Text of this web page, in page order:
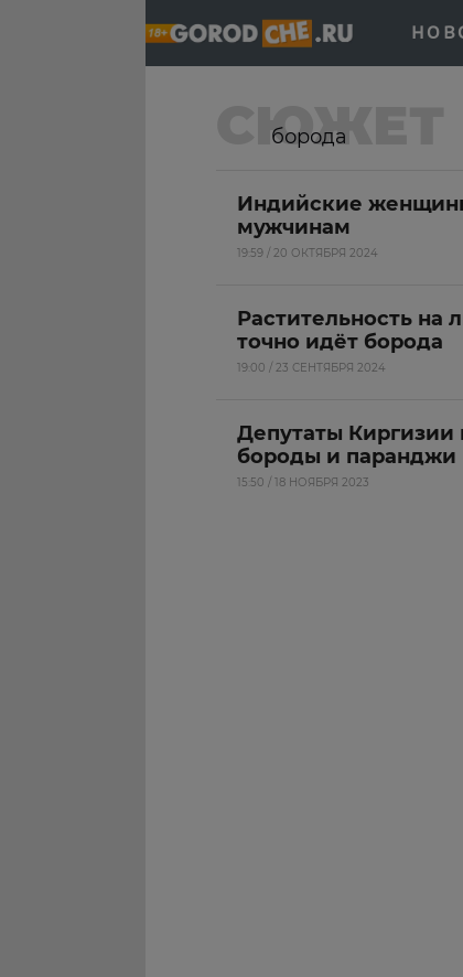
СЮЖЕТ
борода
Индийские
мужчинам
19:59 / 20 ОКТЯБРЯ 2024
Растительность
точно идёт борода
19:00 / 23 СЕНТЯБРЯ 2024
Депутаты Киргизии
бороды и паранджи
15:50 / 18 НОЯБРЯ 2023